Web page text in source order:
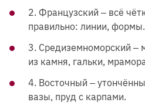
2. Французский ‒ всё
правильно: линии, формы.
3. Средиземноморский ‒
из камня, гальки,
4. Восточный ‒
вазы, пруд с карпами.